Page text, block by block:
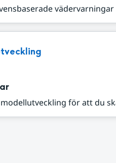
vädervarningar
för att du